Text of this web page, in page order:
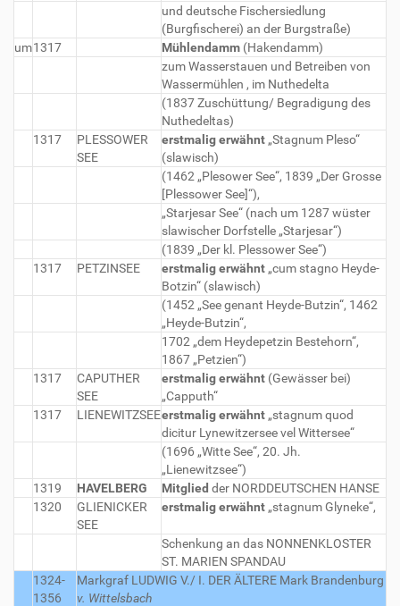
und deutsche Fischersiedlung
(Burgfischerei) an der Burgstraße)
um1317 Mühlendamm (Hakendamm)
zum Wasserstauen und Betreiben von
Wassermühlen , im Nuthedelta
(1837 Zuschüttung/ Begradigung des
Nuthedeltas)
1317
PLESSOWER
SEE
erstmalig erwähnt „Stagnum Pleso“
(slawisch)
(1462 „Plesower See“, 1839 „Der Grosse
[Plessower See]“),
„Starjesar See“ (nach um 1287 wüster
slawischer Dorfstelle „Starjesar“)
(1839 „Der kl. Plessower See“)
1317
PETZINSEE erstmalig erwähnt „cum stagno Heyde-
Botzin“ (slawisch)
(1452 „See genant Heyde-Butzin“, 1462
„Heyde-Butzin“,
1702 „dem Heydepetzin Bestehorn“,
1867 „Petzien“)
1317
CAPUTHER
SEE
erstmalig erwähnt (Gewässer bei)
„Capputh“
1317
LIENEWITZSEEerstmalig erwähnt „stagnum quod
dicitur Lynewitzersee vel Wittersee“
(1696 „Witte See“, 20. Jh.
„Lienewitzsee“)
1319
HAVELBERG Mitglied der NORDDEUTSCHEN HANSE
1320
GLIENICKER
SEE
erstmalig erwähnt „stagnum Glyneke“,
Schenkung an das NONNENKLOSTER
ST. MARIEN SPANDAU
1324-
1356
Markgraf LUDWIG V./ I. DER ÄLTERE Mark Brandenburg
v. Wittelsbach